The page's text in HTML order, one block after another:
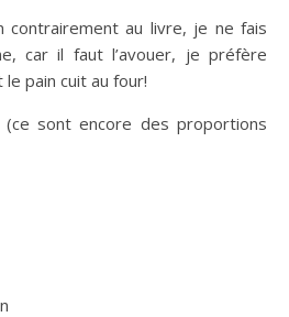
contrairement au livre, je ne fais
car il faut l’avouer, je préfère
pain cuit au four!
sont encore des proportions